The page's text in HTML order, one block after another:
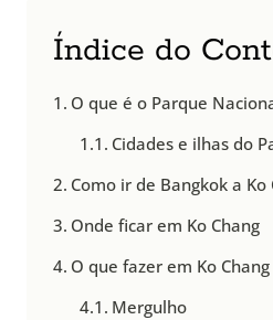
Índice do
O que é o Parque
Cidades e ilhas do
Como ir de Bangkok a Ko
Onde ficar em Ko Chang
O que fazer em Ko Chang
Mergulho